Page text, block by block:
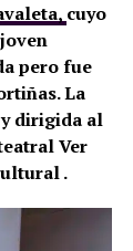
cuyo
pero fue
La
dirigida al
Ver
.